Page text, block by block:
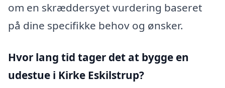
om en skræddersyet vurdering baseret
på dine specifikke behov og ønsker.
Hvor lang tid tager det at bygge en
udestue i Kirke Eskilstrup?